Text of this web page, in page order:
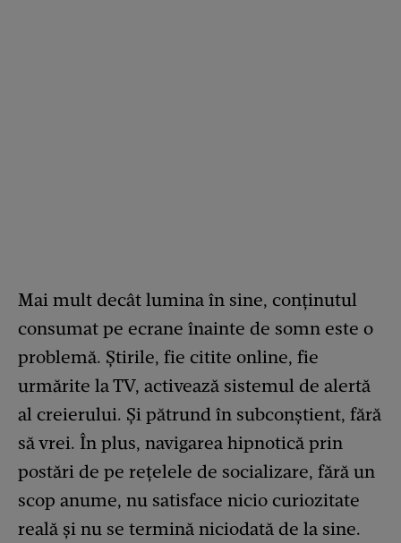
Mai mult decât lumina în sine, conținutul
consumat pe ecrane înainte de somn este o
problemă. Știrile, fie citite online, fie
urmărite la TV, activează sistemul de alertă
al creierului. Și pătrund în subconștient, fără
să vrei. În plus, navigarea hipnotică prin
postări de pe rețelele de socializare, fără un
scop anume, nu satisface nicio curiozitate
reală și nu se termină niciodată de la sine.